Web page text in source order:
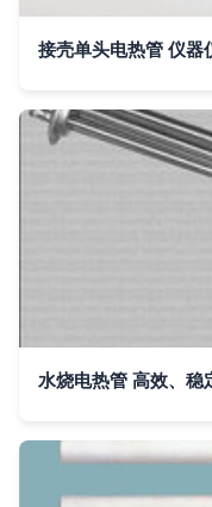
接壳单头电热管 仪器
水烧电热管 高效、稳